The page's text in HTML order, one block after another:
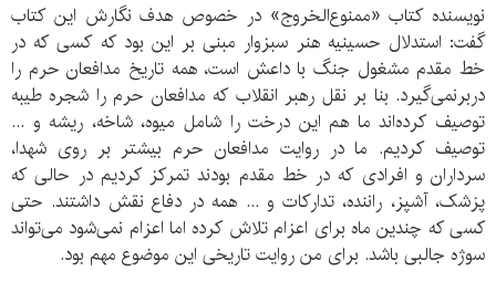
نویسنده کتاب «ممنوع‌الخروج» در خصوص هدف نگارش این کتاب
گفت: استدلال حسینیه هنر سبزوار مبنی بر این بود که کسی که در
خط مقدم مشغول جنگ با داعش است، همه تاریخ مدافعان حرم را
دربرنمی‌گیرد. بنا بر نقل رهبر انقلاب که مدافعان حرم را شجره طیبه
توصیف کرده‌اند ما هم این درخت را شامل میوه، شاخه، ریشه و ...
توصیف کردیم. ما در روایت مدافعان حرم بیشتر بر روی شهدا،
سرداران و افرادی که در خط مقدم بودند تمرکز کردیم در حالی که
پزشک، آشپز، راننده، تدارکات و ... همه در دفاع نقش داشتند. حتی
کسی که چندین ماه برای اعزام تلاش کرده اما اعزام نمی‌شود می‌تواند
سوژه جالبی باشد. برای من روایت تاریخی این موضوع مهم بود.